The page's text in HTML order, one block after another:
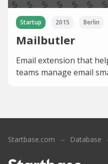
Startup 2015 Berlin
Mailbutler
Email extension that
teams manage email
Startbase.com Database